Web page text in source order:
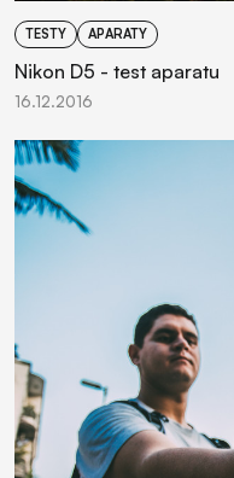
TESTY APARATY
Nikon D5 - test aparatu
16.12.2016